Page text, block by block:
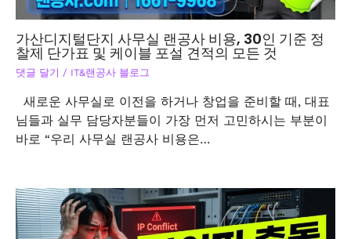
가산디지털단지 사무실 랜공사 비용, 30인 기준 정
찰제 단가표 및 케이블 포설 견적의 모든 것
댓글 달기 / IT&랜공사 블로그
새로운 사무실로 이전을 하거나 창업을 준비할 때, 대표
님들과 실무 담당자분들이 가장 먼저 고민하시는 부분이
바로 “우리 사무실 랜공사 비용은…